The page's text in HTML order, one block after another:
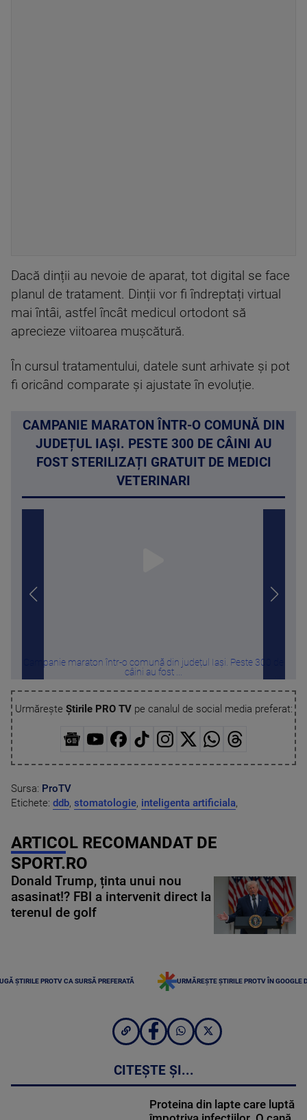
Dacă dinții au nevoie de aparat, tot digital se face
planul de tratament. Dinții vor fi îndreptați virtual
mai întâi, astfel încât medicul ortodont să
aprecieze viitoarea mușcătură.
În cursul tratamentului, datele sunt arhivate și pot
fi oricând comparate și ajustate în evoluție.
CAMPANIE MARATON ÎNTR-O COMUNĂ DIN
JUDEȚUL IAȘI. PESTE 300 DE CÂINI AU
FOST STERILIZAȚI GRATUIT DE MEDICI
VETERINARI
Campanie maraton într-o comună din județul Iași. Peste 300 de
câini au fost ...
Urmărește Știrile PRO TVpe canalul de social media preferat:
Sursa: ProTV
Etichete: ddb, stomatologie, inteligenta artificiala,
ARTICOL RECOMANDAT DE
SPORT.RO
Donald Trump, ținta unui nou
asasinat!? FBI a intervenit direct la
terenul de golf
ȘTIRILE PROTV CA SURSĂ PREFERATĂ URMĂREȘTE ȘTIRILE PROTV ÎN GOOGLE
CITEȘTE ȘI...
Proteina din lapte care luptă